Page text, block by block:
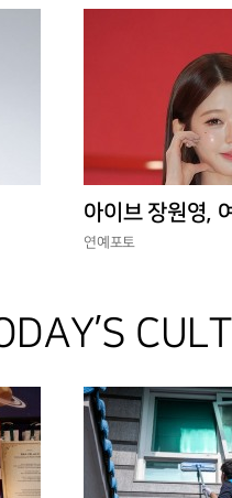
아이브 장원영,
연예포토